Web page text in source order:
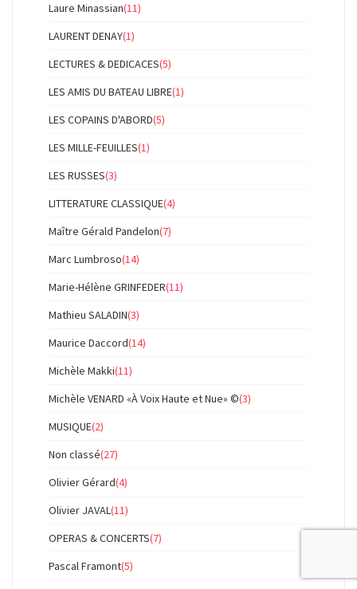
Laure Minassian(11)
LAURENT DENAY(1)
LECTURES & DEDICACES(5)
LES AMIS DU BATEAU LIBRE(1)
LES COPAINS D'ABORD(5)
LES MILLE-FEUILLES(1)
LES RUSSES(3)
LITTERATURE CLASSIQUE(4)
Maître Gérald Pandelon(7)
Marc Lumbroso(14)
Marie-Hélène GRINFEDER(11)
Mathieu SALADIN(3)
Maurice Daccord(14)
Michèle Makki(11)
Michèle VENARD «À Voix Haute et Nue» ©(3)
MUSIQUE(2)
Non classé(27)
Olivier Gérard(4)
Olivier JAVAL(11)
OPERAS & CONCERTS(7)
Pascal Framont(5)